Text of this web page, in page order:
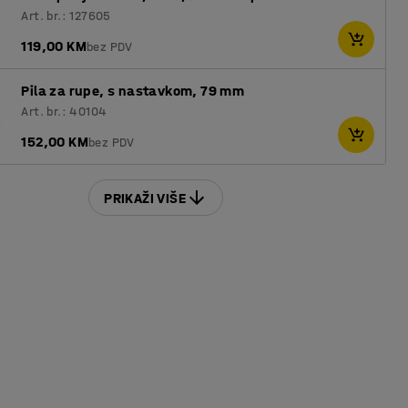
Art. br.: 127605
119,00 KMbez PDV
Pila za rupe, s nastavkom, 79 mm
Art. br.: 40104
152,00 KMbez PDV
PRIKAŽI VIŠE